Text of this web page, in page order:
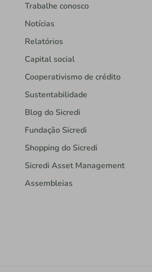
Trabalhe conosco
Notícias
Relatórios
Capital social
Cooperativismo de crédito
Sustentabilidade
Blog do Sicredi
Fundação Sicredi
Shopping do Sicredi
Sicredi Asset Management
Assembleias